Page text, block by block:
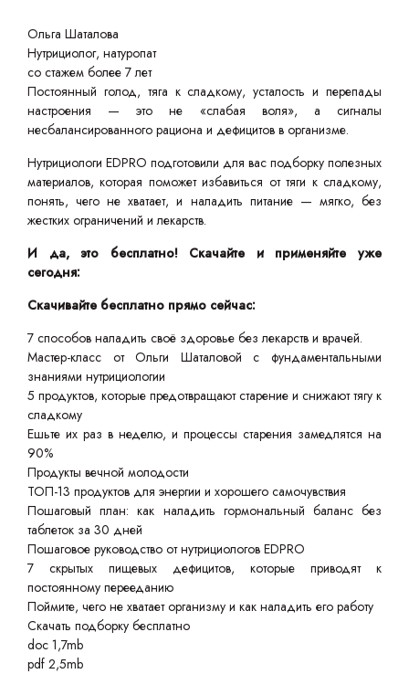
Ольга Шаталова
Нутрициолог, натуропат
со стажем более 7 лет
Постоянный голод, тяга к сладкому, усталость и перепады
настроения — это не «слабая воля», а сигналы
несбалансированного рациона и дефицитов в организме.
Нутрициологи EDPRO подготовили для вас подборку полезных
материалов, которая поможет избавиться от тяги к сладкому,
понять, чего не хватает, и наладить питание — мягко, без
жестких ограничений и лекарств.
И да, это бесплатно! Скачайте и применяйте уже
сегодня:
Скачивайте бесплатно прямо сейчас:
7 способов наладить своё здоровье без лекарств и врачей.
Мастер-класс от Ольги Шаталовой с фундаментальными
знаниями нутрициологии
5 продуктов, которые предотвращают старение и снижают тягу к
сладкому
Ешьте их раз в неделю, и процессы старения замедлятся на
90%
Продукты вечной молодости
ТОП-13 продуктов для энергии и хорошего самочувствия
Пошаговый план: как наладить гормональный баланс без
таблеток за 30 дней
Пошаговое руководство от нутрициологов EDPRO
7 скрытых пищевых дефицитов, которые приводят к
постоянному перееданию
Поймите, чего не хватает организму и как наладить его работу
Скачать подборку бесплатно
doc 1,7mb
pdf 2,5mb